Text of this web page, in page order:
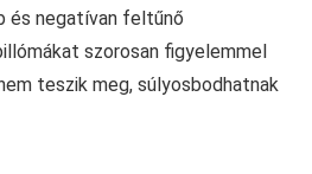
és negatívan feltűnő
szorosan figyelemmel
teszik meg, súlyosbodhatnak